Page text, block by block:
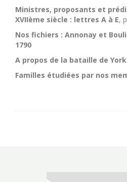
Ministres, proposants et
XVIIème siècle : lettres A à E,
Nos fichiers : Annonay et
1790
A propos de la bataille de
Familles étudiées par nos